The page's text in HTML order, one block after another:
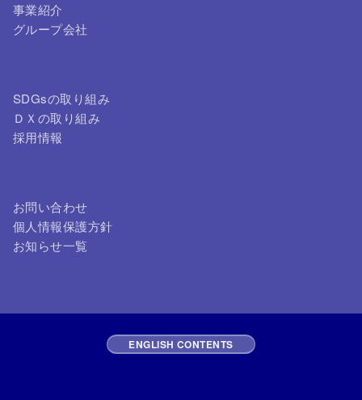
事業紹介
グループ会社
SDGsの取り組み
ＤＸの取り組み
採用情報
お問い合わせ
個人情報保護方針
お知らせ一覧
ENGLISH CONTENTS